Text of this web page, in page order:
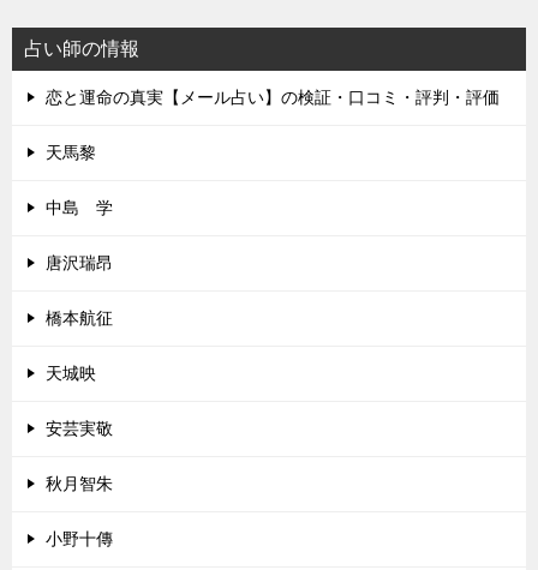
占い師の情報
恋と運命の真実【メール占い】の検証・口コミ・評判・評価
天馬黎
中島 学
唐沢瑞昂
橋本航征
天城映
安芸実敬
秋月智朱
小野十傳